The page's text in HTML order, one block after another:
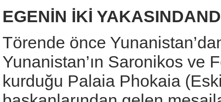
EGENİN İKİ
Törende önce
Yunanistan’ın Saronikos ve
kurduğu Palaia Phokaia